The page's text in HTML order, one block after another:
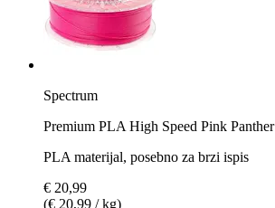
Spectrum
Premium PLA High Speed Pink Panther
PLA materijal, posebno za brzi ispis
€ 20,99
(€ 20,99 / kg)